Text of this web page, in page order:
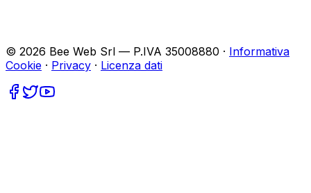
© 2026 Bee Web Srl — P.IVA 35008880 · Informativa
Cookie · Privacy · Licenza dati